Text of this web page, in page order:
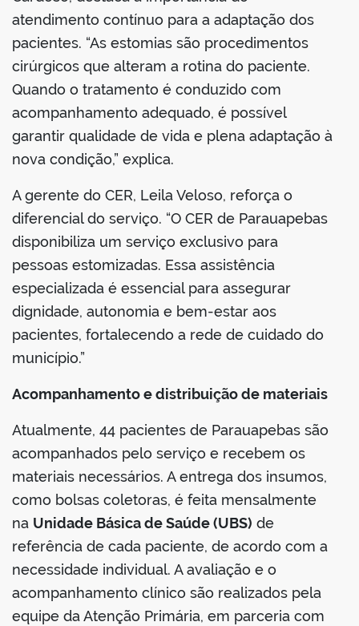
atendimento contínuo para a adaptação dos
pacientes. “As estomias são procedimentos
cirúrgicos que alteram a rotina do paciente.
Quando o tratamento é conduzido com
acompanhamento adequado, é possível
garantir qualidade de vida e plena adaptação à
nova condição,” explica.
A gerente do CER, Leila Veloso, reforça o
diferencial do serviço. “O CER de Parauapebas
disponibiliza um serviço exclusivo para
pessoas estomizadas. Essa assistência
especializada é essencial para assegurar
dignidade, autonomia e bem-estar aos
pacientes, fortalecendo a rede de cuidado do
município.”
Acompanhamento e distribuição de materiais
Atualmente, 44 pacientes de Parauapebas são
acompanhados pelo serviço e recebem os
materiais necessários. A entrega dos insumos,
como bolsas coletoras, é feita mensalmente
na Unidade Básica de Saúde (UBS) de
referência de cada paciente, de acordo com a
necessidade individual. A avaliação e o
acompanhamento clínico são realizados pela
equipe da Atenção Primária, em parceria com